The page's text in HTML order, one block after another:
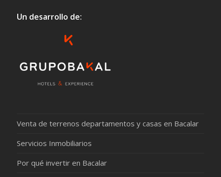
Un desarrollo de:
Venta de terrenos departamentos y casas en Bacalar
Servicios Inmobiliarios
Por qué invertir en Bacalar